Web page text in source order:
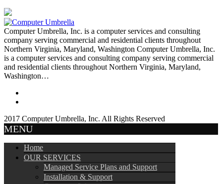
Computer Umbrella, Inc. is a computer services and consulting
company serving commercial and residential clients throughout
Northern Virginia, Maryland, Washington Computer Umbrella, Inc.
is a computer services and consulting company serving commercial
and residential clients throughout Northern Virginia, Maryland,
Washington…
2017 Computer Umbrella, Inc. All Rights Reserved
MENU
Home
OUR SERVICES
Managed Service Plans and Support
Installation & Support